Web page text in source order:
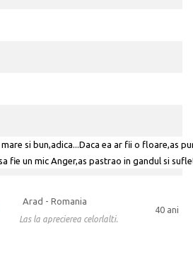
si bun,adica...Daca ea ar fii o floare,as
fie un mic Anger,as pastrao in gandul si
40 ani
Arad - Romania
Las la aprecierea celorlalti.